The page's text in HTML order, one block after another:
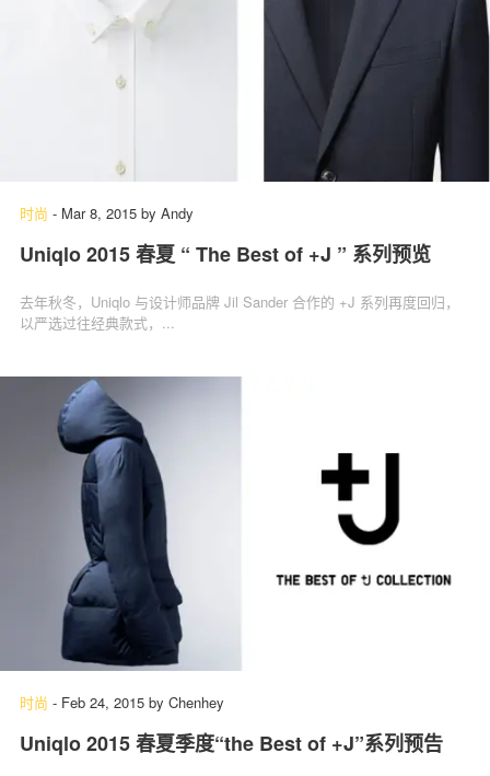
时尚 - Mar 8, 2015 by Andy
Uniqlo 2015 春夏 “ The Best of +J ” 系列预览
去年秋冬，Uniqlo 与设计师品牌 Jil Sander 合作的 +J 系列再度回归，
以严选过往经典款式，...
时尚 - Feb 24, 2015 by Chenhey
Uniqlo 2015 春夏季度“the Best of +J”系列预告